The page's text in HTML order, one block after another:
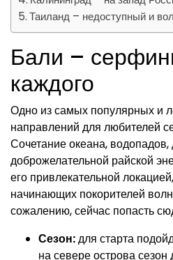
Таиланд – недоступный и
Бали –
каждого
Одно из самых популярных и
направлений для любителей
Сочетание океана,
доброжелательной райской
его привлекательной
начинающих покорителей
сожалению, сейчас попасть
Сезон:для старта
на севере острова